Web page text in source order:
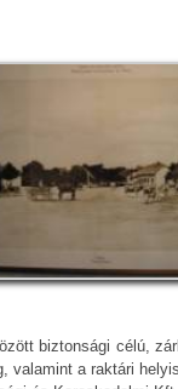
biztonsági célú,
valamint a raktári